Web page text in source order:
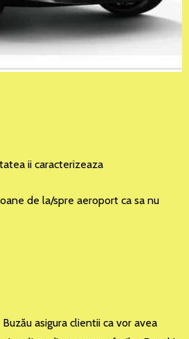
ii caracterizeaza
de la/spre aeroport ca sa nu
asigura clientii ca vor avea